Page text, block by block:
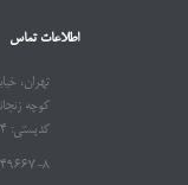
اطلاعات تماس
تهران،
کدپستی: ۱۹۵۹۹۷۷۹۷۴
۲۶۷۴۹۶۶۷-